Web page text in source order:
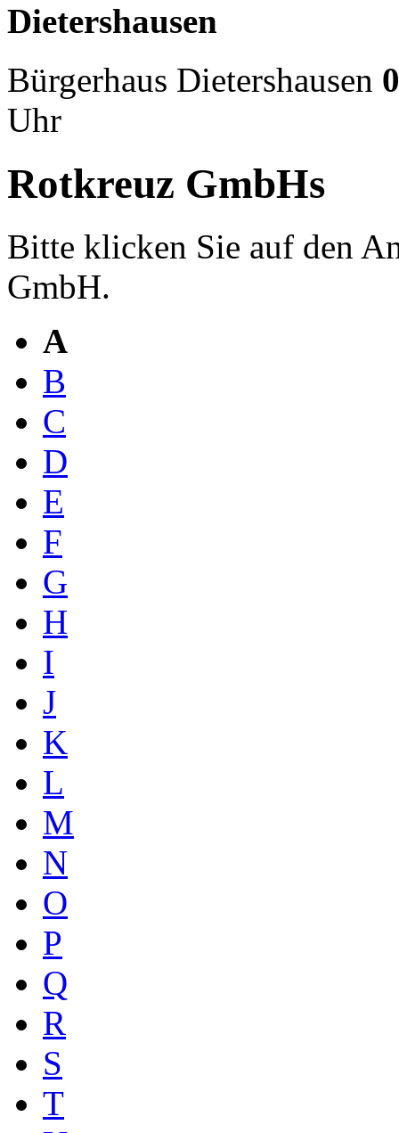
Dietershausen
Bürgerhaus Dietershausen
Uhr
Rotkreuz GmbHs
Bitte klicken Sie auf den
GmbH.
A
B
C
D
E
F
G
H
I
J
K
L
M
N
O
P
Q
R
S
T